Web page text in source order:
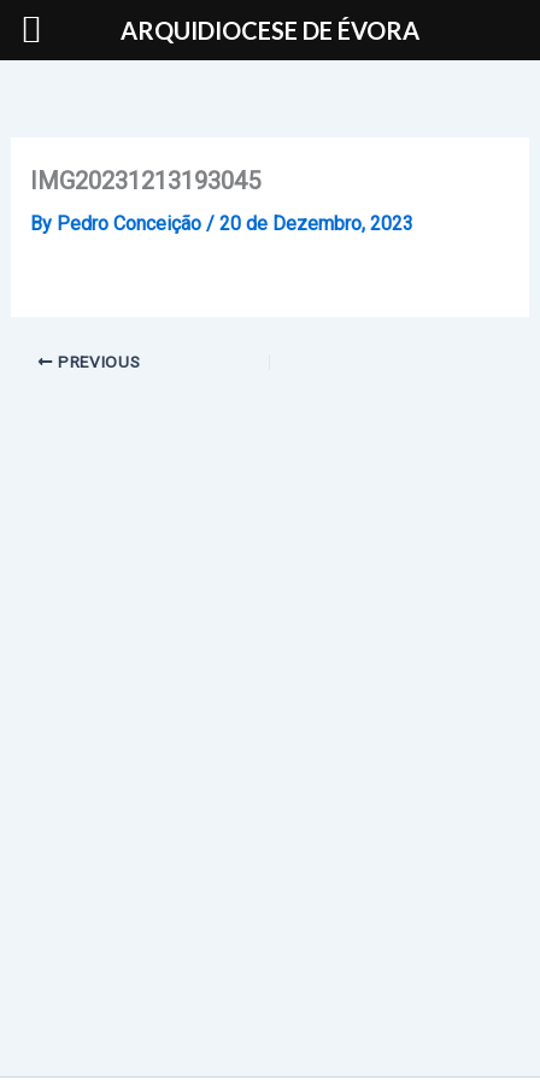
Skip
IMG20231213193045
By Pedro Conceição / 20 de Dezembro, 2023
PREVIOUS
ARQUIDIOCESE DE ÉVORA